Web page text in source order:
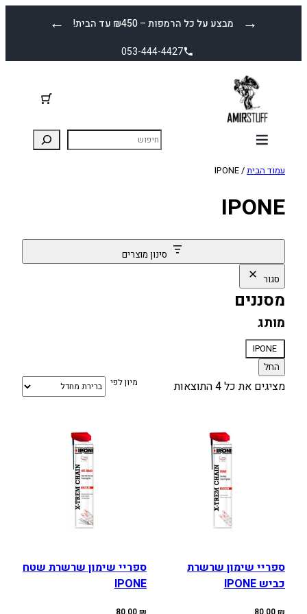
← מבצע על כל הרמפות – ₪450 עד הבית! →
053-444-4427
עמוד הבית/ IPONE
IPONE
סינון מוצרים
סגור
מסננים
מותג
מותג
IPONE
החל
מציגים את כל ⁦4⁩ התוצאות מיון לפי
ספריי שימון שרשרת
כביש IPONE
ספריי שימון שרשרת שטח
IPONE